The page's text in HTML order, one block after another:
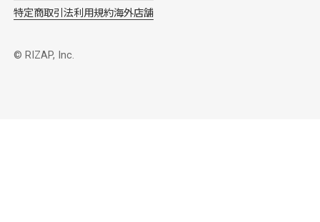
特定商取引法利用規約海外店舗
© RIZAP, Inc.